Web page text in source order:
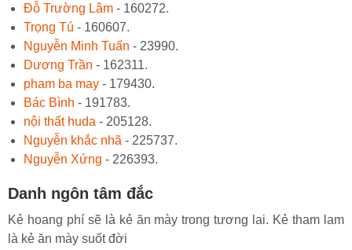
Đỗ Trường Lâm - 160272.
Trọng Tú - 160607.
Nguyễn Minh Tuấn - 23990.
Dương Trần - 162311.
pham ba may - 179430.
Bác Bình - 191783.
nội thất huda - 205128.
Nguyễn khắc nhã - 225737.
Nguyễn Xứng - 226393.
Danh ngôn tâm đắc
Kẻ hoang phí sẽ là kẻ ăn mày trong tương lai. Kẻ tham lam
là kẻ ăn mày suốt đời